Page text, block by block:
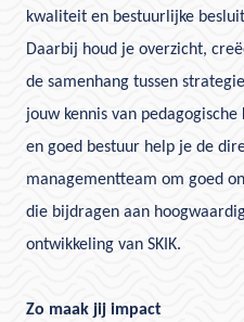
kwaliteit en bestuurlijke
Daarbij houd je overzicht,
de samenhang tussen
jouw kennis van
en goed bestuur help je de
managementteam om goed
die bijdragen aan
ontwikkeling van SKIK.
Zo maak jij impact